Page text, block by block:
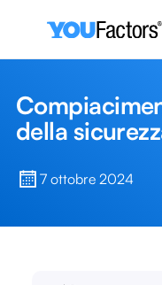
della
7 ottobre 2024